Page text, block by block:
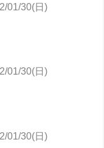
01/30(日)
01/30(日)
01/30(日)